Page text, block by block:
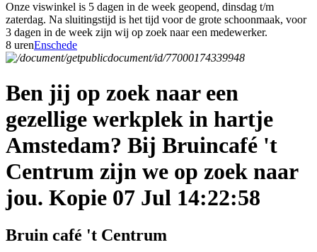
Onze viswinkel is 5 dagen in de week geopend, dinsdag t/m
zaterdag. Na sluitingstijd is het tijd voor de grote schoonmaak, voor
3 dagen in de week zijn wij op zoek naar een medewerker.
8 urenEnschede
Ben jij op zoek naar een
gezellige werkplek in hartje
Amstedam? Bij Bruincafé 't
Centrum zijn we op zoek naar
jou. Kopie 07 Jul 14:22:58
Bruin café 't Centrum